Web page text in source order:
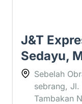
J&T
Sedayu,
Sebelah
sebrang,
Tambakan